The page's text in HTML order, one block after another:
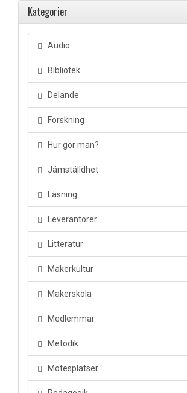
Kategorier
Audio
Bibliotek
Delande
Forskning
Hur gör man?
Jämställdhet
Läsning
Leverantörer
Litteratur
Makerkultur
Makerskola
Medlemmar
Metodik
Mötesplatser